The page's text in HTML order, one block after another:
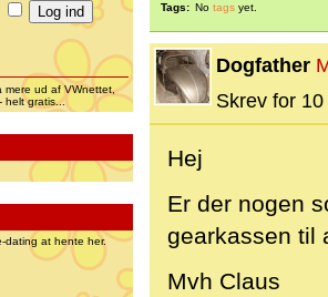
mere ud af VWnettet,
- helt gratis...
dating at hente her.
Tags: No tags yet.
Dogfather
Skrev for
Hej
Er der nogen
gearkassen til
Mvh Claus